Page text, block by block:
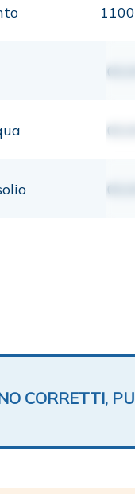
00,00
00,00
00,00
CORRETTI,